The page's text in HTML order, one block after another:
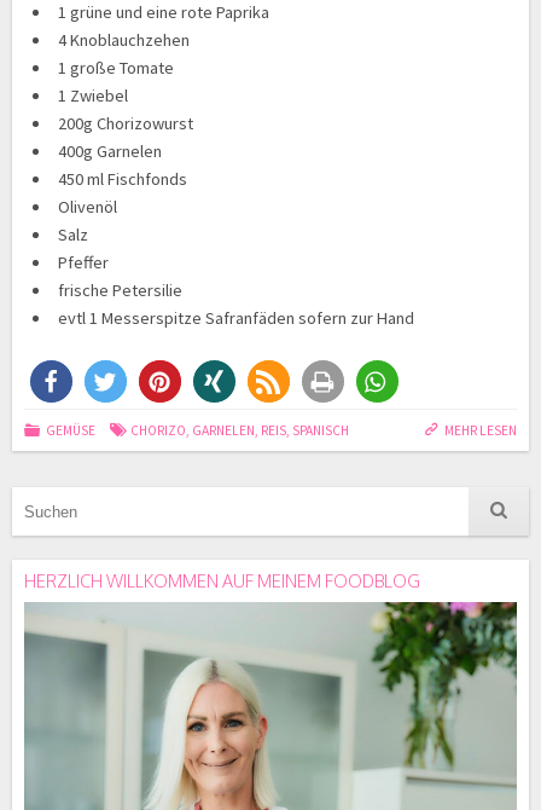
1 grüne und eine rote Paprika
4 Knoblauchzehen
1 große Tomate
1 Zwiebel
200g Chorizowurst
400g Garnelen
450 ml Fischfonds
Olivenöl
Salz
Pfeffer
frische Petersilie
evtl 1 Messerspitze Safranfäden sofern zur Hand
MEHR LESEN
GEMÜSE CHORIZO, GARNELEN, REIS, SPANISCH
HERZLICH WILLKOMMEN AUF MEINEM FOODBLOG